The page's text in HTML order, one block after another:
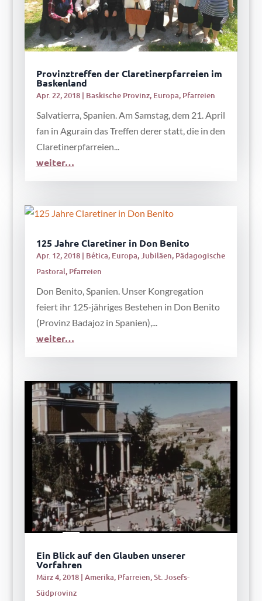
Provinztreffen der Claretinerpfarreien im
Baskenland
Apr. 22, 2018| Baskische Provinz, Europa, Pfarreien
Salvatierra, Spanien. Am Samstag, dem 21. April
fan in Agurain das Treffen derer statt, die in den
Claretinerpfarreien...
weiter…
125 Jahre Claretiner in Don Benito
Apr. 12, 2018| Bética, Europa,Jubiläen, Pädagogische
Pastoral, Pfarreien
Don Benito, Spanien. Unser Kongregation
feiert ihr 125‑jähriges Bestehen in Don Benito
(Provinz Badajoz in Spanien),...
weiter…
Ein Blick auf den Glauben unserer
Vorfahren
März 4, 2018| Amerika, Pfarreien,St. Josefs-
Südprovinz